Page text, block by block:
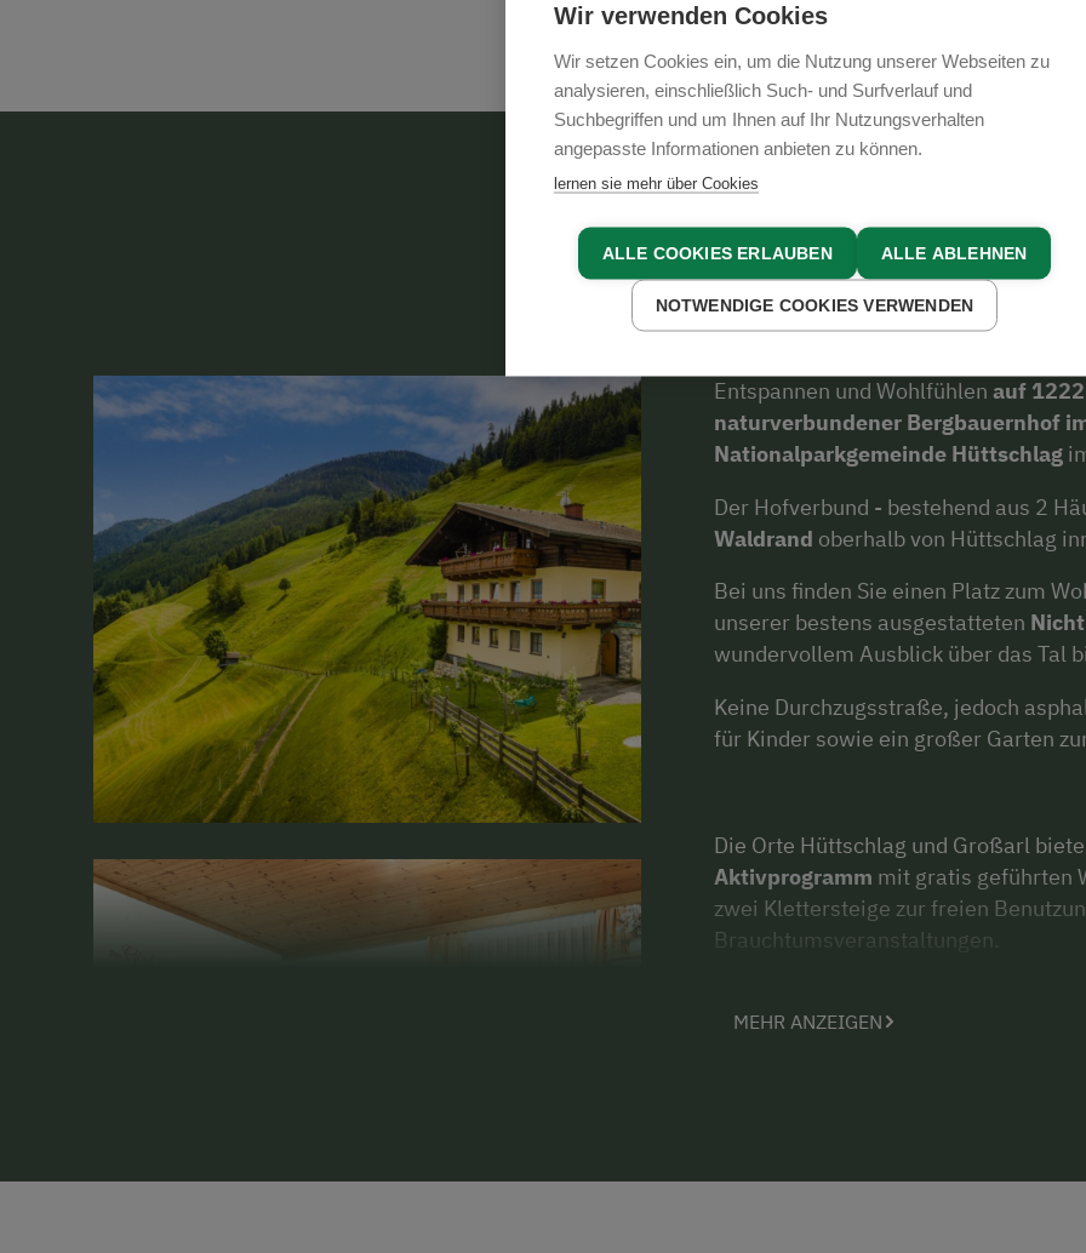
Über uns
Entspannen und Wohlfühlen auf
naturverbundener Bergbauernhof
Nationalparkgemeinde Hüttschlag
Der Hofverbund - bestehend aus 2
Waldrand oberhalb von Hüttschlag
Bei uns finden Sie einen Platz zum
unserer bestens ausgestatteten
wundervollem Ausblick über das Tal
Keine Durchzugsstraße, jedoch
für Kinder sowie ein großer Garten
Die Orte Hüttschlag und Großarl
Aktivprogramm mit gratis geführten
zwei Klettersteige zur freien
Brauchtumsveranstaltungen.
frühen Morgenstunden mit
MEHR ANZEIGEN
Wir verwenden Cookies
Wir setzen Cookies ein, um die Nutzung unserer Webseiten zu
analysieren, einschließlich Such- und Surfverlauf und
Suchbegriffen und um Ihnen auf Ihr Nutzungsverhalten
angepasste Informationen anbieten zu können.
lernen sie mehr über Cookies
ALLE COOKIES ERLAUBEN ALLE ABLEHNEN
NOTWENDIGE COOKIES VERWENDEN